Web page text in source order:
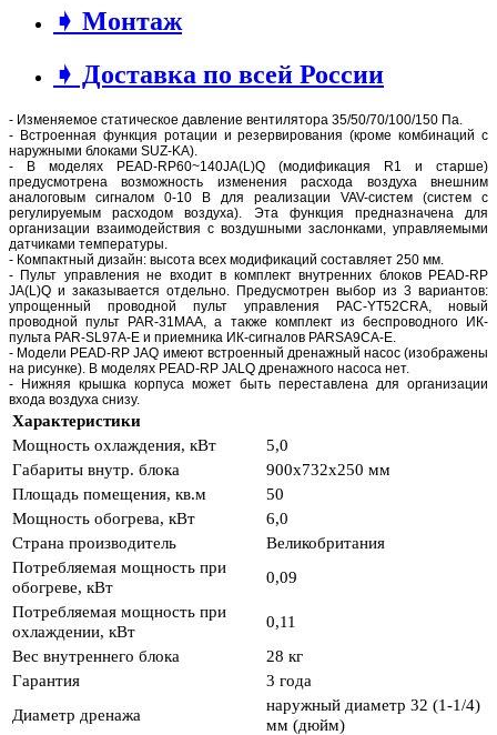
➧ Монтаж
➧ Доставка по всей России
- Изменяемое статическое давление вентилятора 35/50/70/100/150 Па.
- Встроенная функция ротации и резервирования (кроме комбинаций с
наружными блоками SUZ-KA).
- В моделях PEAD-RP60~140JA(L)Q (модификация R1 и старше)
предусмотрена возможность изменения расхода воздуха внешним
аналоговым сигналом 0-10 В для реализации VAV-систем (систем с
регулируемым расходом воздуха). Эта функция предназначена для
организации взаимодействия с воздушными заслонками, управляемыми
датчиками температуры.
- Компактный дизайн: высота всех модификаций составляет 250 мм.
- Пульт управления не входит в комплект внутренних блоков PEAD-RP
JA(L)Q и заказывается отдельно. Предусмотрен выбор из 3 вариантов:
упрощенный проводной пульт управления PAC-YT52CRA, новый
проводной пульт PAR-31MAA, а также комплект из беспроводного ИК-
пульта PAR-SL97A-E и приемника ИК-сигналов PARSA9CA-E.
- Модели PEAD-RP JAQ имеют встроенный дренажный насос (изображены
на рисунке). В моделях PEAD-RP JALQ дренажного насоса нет.
- Нижняя крышка корпуса может быть переставлена для организации
входа воздуха снизу.
Характеристики
Мощность охлаждения, кВт
5,0
Габариты внутр. блока
900x732x250 мм
Площадь помещения, кв.м
50
Мощность обогрева, кВт
6,0
Страна производитель
Великобритания
Потребляемая мощность при
обогреве, кВт
0,09
Потребляемая мощность при
охлаждении, кВт
0,11
Вес внутреннего блока
28 кг
Гарантия
3 года
Диаметр дренажа
наружный диаметр 32 (1-1/4)
мм (дюйм)